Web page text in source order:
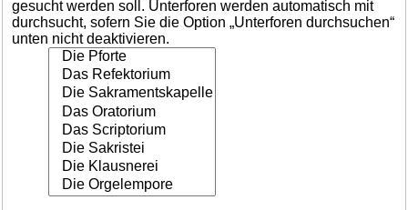
gesucht werden soll. Unterforen werden automatisch mit
durchsucht, sofern Sie die Option „Unterforen durchsuchen“
unten nicht deaktivieren.